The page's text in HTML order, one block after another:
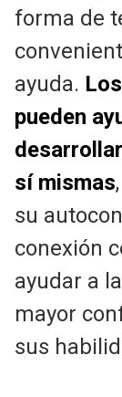
forma de
ayuda.
pueden
sí mismas
su
conexión
ayudar a
mayor
sus